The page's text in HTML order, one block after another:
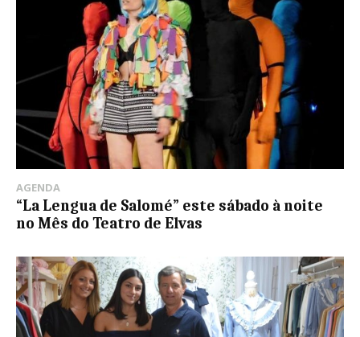
AGENDA
“La Lengua de Salomé” este sábado à noite
no Mês do Teatro de Elvas